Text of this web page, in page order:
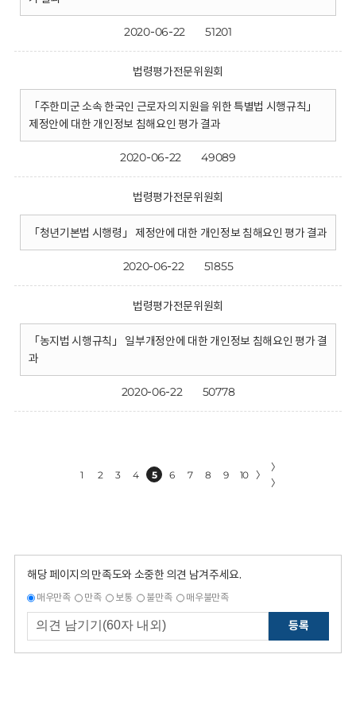
2020-06-22 51201
법령평가전문위원회
「주한미군 소속 한국인 근로자의 지원을 위한 특별법 시행규칙」
제정안에 대한 개인정보 침해요인 평가 결과
2020-06-22 49089
법령평가전문위원회
「청년기본법 시행령」 제정안에 대한 개인정보 침해요인 평가 결과
2020-06-22 51855
법령평가전문위원회
「농지법 시행규칙」 일부개정안에 대한 개인정보 침해요인 평가 결
과
2020-06-22 50778
1 2 3 4 5 6 7 8 9 10 〉
〉
〉
해당 페이지의 만족도와 소중한 의견 남겨주세요.
매우만족 만족 보통 불만족 매우불만족
등록